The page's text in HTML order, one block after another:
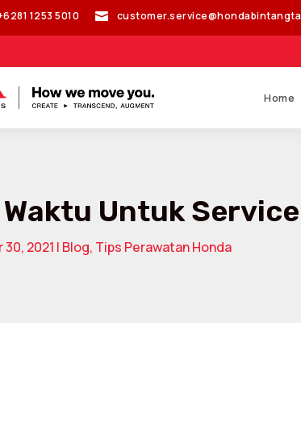
1253 5010 
Home
Untuk
30, 2021 | Blog, Tips Perawatan Honda